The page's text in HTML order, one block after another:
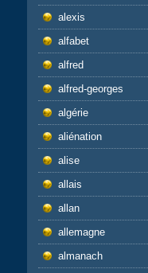
alexis
alfabet
alfred
alfred-georges
algérie
aliénation
alise
allais
allan
allemagne
almanach